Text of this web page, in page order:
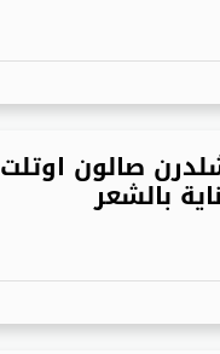
صالون اوتلت
بالشعر